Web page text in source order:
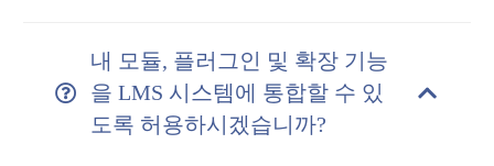
내 모듈, 플러그인 및 확장 기능
을 LMS 시스템에 통합할 수 있
도록 허용하시겠습니까?